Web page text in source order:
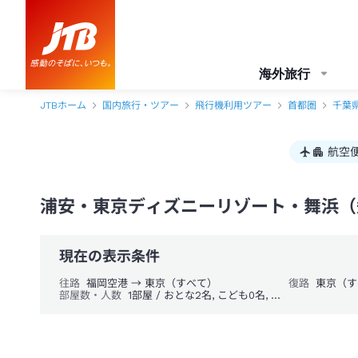
海外旅行
JTBホーム 国内旅行・ツアー 飛行機利用ツアー 首都圏 千葉
航空
浦安・東京ディズニーリゾート・舞浜
現在の表示条件
往路 福岡空港 → 東京（すべて） 復路 東京（
部屋数・人数
1部屋 / おとな2名, こども0名, 幼児0名